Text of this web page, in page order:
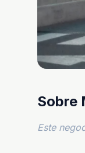
Sobre
Este